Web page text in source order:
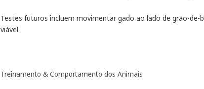
Testes futuros incluem movimentar gado ao lado de grão-
viável.
Treinamento & Comportamento dos Animais